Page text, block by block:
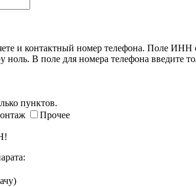
и контактный номер телефона. Поле ИНН
В поле для номера телефона введите
пунктов.
Прочее